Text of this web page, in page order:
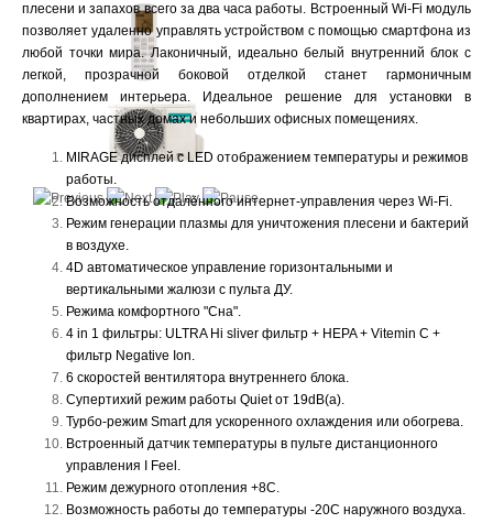
плесени и запахов всего за два часа работы. Встроенный Wi-Fi модуль
позволяет удаленно управлять устройством с помощью смартфона из
любой точки мира. Лаконичный, идеально белый внутренний блок с
легкой, прозрачной боковой отделкой станет гармоничным
дополнением интерьера. Идеальное решение для установки в
квартирах, частных домах и небольших офисных помещениях.
MIRAGE дисплей с LED отображением температуры и режимов
работы.
Возможность отдалённого интернет-управления через Wi-Fi.
Режим генерации плазмы для уничтожения плесени и бактерий
в воздухе.
4D автоматическое управление горизонтальными и
вертикальными жалюзи с пульта ДУ.
Режима комфортного "Сна".
4 in 1 фильтры: ULTRA Hi sliver фильтр + HEPA + Vitemin C +
фильтр Negative Ion.
6 скоростей вентилятора внутреннего блока.
Супертихий режим работы Quiet от 19dB(a).
Турбо-режим Smart для ускоренного охлаждения или обогрева.
Встроенный датчик температуры в пульте дистанционного
управления I Feel.
Режим дежурного отопления +8C.
Возможность работы до температуры -20С наружного воздуха.